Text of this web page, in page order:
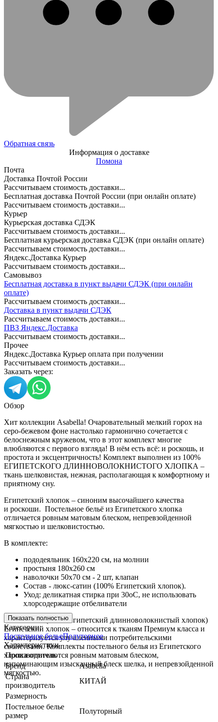
Обратная связь
Информация о доставке
Помона
Почта
Доставка Почтой России
Рассчитываем стоимость доставки...
Бесплатная доставка Почтой России (при онлайн оплате)
Рассчитываем стоимость доставки...
Курьер
Курьерская доставка СДЭК
Рассчитываем стоимость доставки...
Бесплатная курьерская доставка СДЭК (при онлайн оплате)
Рассчитываем стоимость доставки...
Яндекс.Доставка Курьер
Рассчитываем стоимость доставки...
Самовывоз
Бесплатная доставка в пункт выдачи СДЭК (при онлайн
оплате)
Рассчитываем стоимость доставки...
Доставка в пункт выдачи СДЭК
Рассчитываем стоимость доставки...
ПВЗ Яндекс.Доставка
Рассчитываем стоимость доставки...
Прочее
Яндекс.Доставка Курьер оплата при получении
Рассчитываем стоимость доставки...
Заказать через:
Обзор
Хит коллекции Asabella! Очаровательный мелкий горох на
серо-бежевом фоне настолько гармонично сочетается с
белоснежным кружевом, что в этот комплект многие
влюбляются с первого взгляда! В нём есть всё: и роскошь, и
простота и эксцентричность! Комплект выполнен из 100%
ЕГИПЕТСКОГО ДЛИННОВОЛОКНИСТОГО ХЛОПКА –
ткань шелковистая, нежная, располагающая к комфортному и
приятному сну.
Египетский хлопок – синоним высочайшего качества
и роскоши. Постельное бельё из Египетского хлопка
отличается ровным матовым блеском, непревзойденной
мягкостью и шелковистостью.
В комплекте:
пододеяльник 160х220 см, на молнии
простыня 180х260 см
наволочки 50х70 см - 2 шт, клапан
Состав - люкс-сатин (100% Египетский хлопок).
Уход: деликатная стирка при 30оС, не использовать
хлорсодержащие отбеливатели
Люкс-сатин (100% Египетский длинноволокнистый хлопок)
Египетский хлопок – относится к тканям Премиум класса и
характеризуется улучшенными потребительскими
свойствами. Комплекты постельного белья из Египетского
хлопка отличаются ровным матовым блеском,
напоминающим изысканный блеск шелка, и непревзойденной
мягкостью.
Показать полностью
Категории:
Постельное бельеПолуторное
Характеристики
Производитель
Бренд
Asabella
Страна
производитель
КИТАЙ
Размерность
Постельное белье
размер
Полуторный